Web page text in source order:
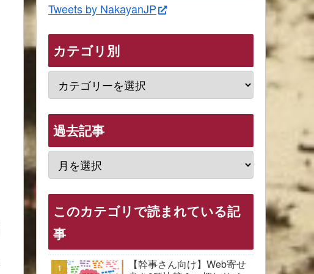
Tweets by NakayanJP
カテゴリ別
過去記事
このカテゴリで読まれている記
事
【幹事さん向け】Web寄せ